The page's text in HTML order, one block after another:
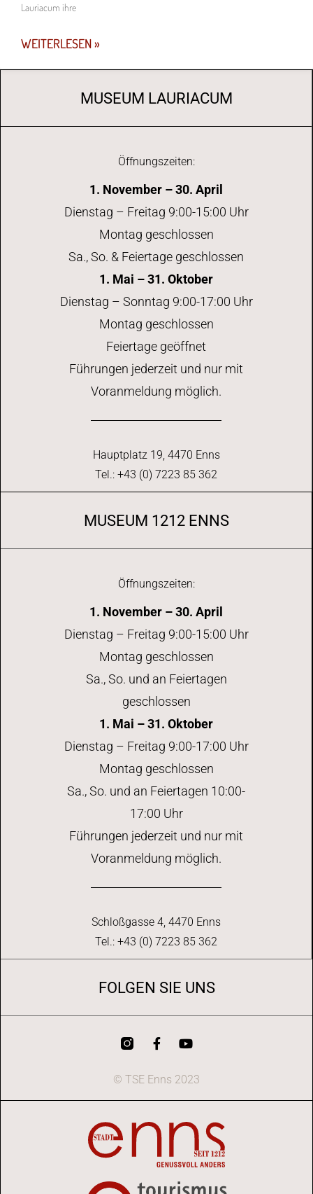
Lauriacum ihre
WEITERLESEN »
MUSEUM LAURIACUM
Öffnungszeiten:
1. November – 30. April
Dienstag – Freitag 9:00-15:00 Uhr
Montag geschlossen
Sa., So. & Feiertage geschlossen
1. Mai – 31. Oktober
Dienstag – Sonntag 9:00-17:00 Uhr
Montag geschlossen
Feiertage geöffnet
Führungen jederzeit und nur mit
Voranmeldung möglich.
Hauptplatz 19, 4470 Enns
Tel.: +43 (0) 7223 85 362
MUSEUM 1212 ENNS
Öffnungszeiten:
1. November – 30. April
Dienstag – Freitag 9:00-15:00 Uhr
Montag geschlossen
Sa., So. und an Feiertagen
geschlossen
1. Mai – 31. Oktober
Dienstag – Freitag 9:00-17:00 Uhr
Montag geschlossen
Sa., So. und an Feiertagen 10:00-
17:00 Uhr
Führungen jederzeit und nur mit
Voranmeldung möglich.
Schloßgasse 4, 4470 Enns
Tel.: +43 (0) 7223 85 362
FOLGEN SIE UNS
© TSE Enns 2023